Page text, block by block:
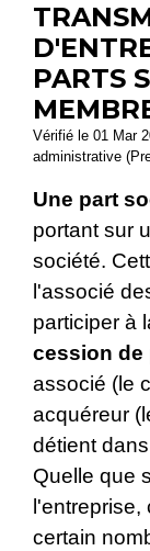
PARTS
Vérifié le 01 Mar
administrative
Une part
portant sur
société.
l'associé
participer à
cession de
associé (le
acquéreur
détient
Quelle que
certain